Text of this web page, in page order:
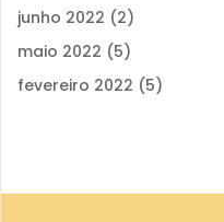
junho 2022 (2)
maio 2022 (5)
fevereiro 2022 (5)